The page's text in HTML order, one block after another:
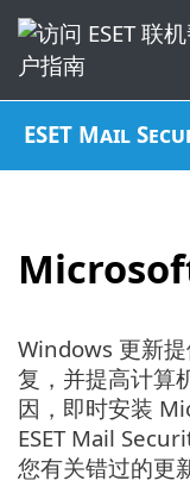
ESET Mail
Windows 更新
复，并提高计算
因，即时安装
ESET Mail
您有关错过的更